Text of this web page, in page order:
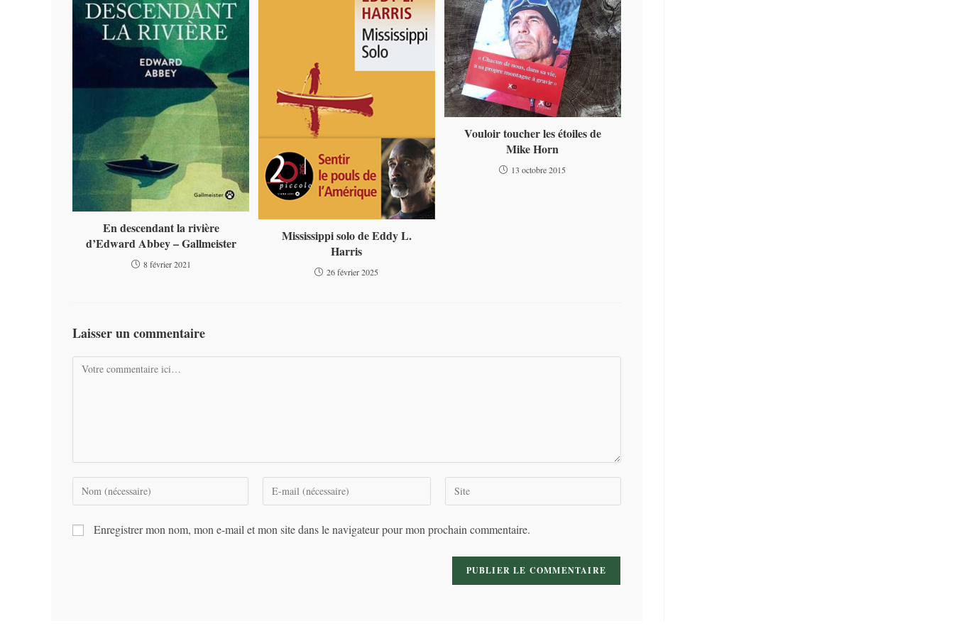
En descendant la rivière
d’Edward Abbey – Gallmeister
8 février 2021
Mississippi solo de Eddy L.
Harris
26 février 2025
Vouloir toucher les étoiles de
Mike Horn
13 octobre 2015
Laisser un commentaire
Comment
Enter
your
or
Enter
your
address
Saisir
l’URL
votre
site
(facultatif)
Enregistrer mon nom, mon e-mail et mon site dans le navigateur pour mon prochain commentaire.